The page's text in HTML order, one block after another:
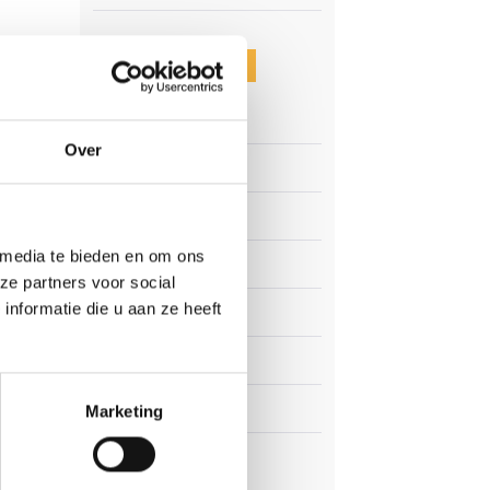
Over
te bieden en om ons
partners voor social
die u aan ze heeft
Marketing
CATEGORIEËN
Clubnieuws
Pupillen
Dames
Zaterdag
Business Club